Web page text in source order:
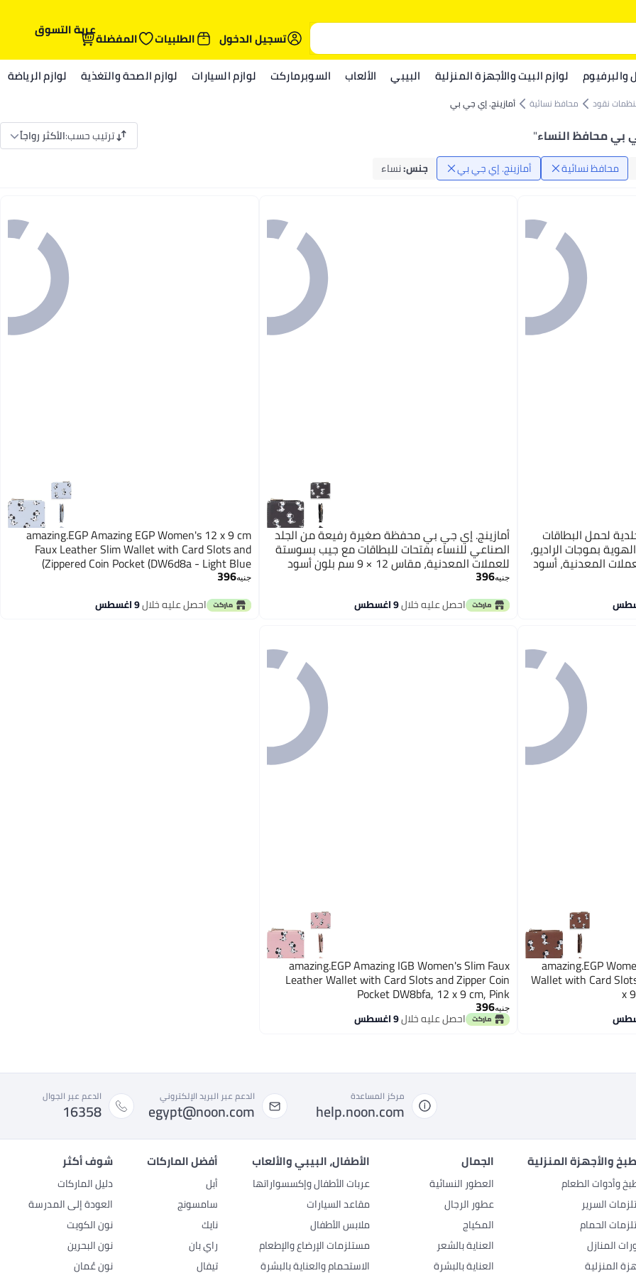
تسجيل الدخول
الطلبيات المفضلةعربة التسوق
والبرفيوم لوازم البيت والأجهزة المنزلية البيبي الألعاب السوبرماركت لوازم السيارات لوازم الصحة والتغذية لوازم الرياضة
نقود محافظ نسائية أمازينج. إي جي بي
بي محافظ النساء" ترتيب حسب:الأكثر رواجاً
محافظ نسائية أمازينج. إي جي بي جنس:نساء
لحمل البطاقات
بموجات الراديو،
جيب للعملات المعدنية، أسود
أمازينج. إي جي بي محفظة صغيرة رفيعة من الجلد
الصناعي للنساء بفتحات للبطاقات مع جيب بسوستة
للعملات المعدنية، مقاس 12 × 9 سم بلون أسود
موديل DW652e من امازينج اي جي بي
جنيه396
احصل عليه خلال9 اغسطس
amazing.EGP Amazing EGP Women's 12 x 9 cm
Faux Leather Slim Wallet with Card Slots and
Zippered Coin Pocket (DW6d8a - Light Blue)
جنيه396
احصل عليه خلال9 اغسطس
amazing.EGP
Wallet with Card
x
amazing.EGP Amazing IGB Women's Slim Faux
Leather Wallet with Card Slots and Zipper Coin
Pocket DW8bfa, 12 x 9 cm, Pink
جنيه396
احصل عليه خلال9 اغسطس
مركز المساعدة
help.noon.com
الدعم عبر البريد الإلكتروني
egypt@noon.com
الدعم عبر الجوال
16358
والأجهزة المنزلية
وأدوات الطعام
السرير
الحمام
المنازل
المنزلية
الجمال
العطور النسائية
عطور الرجال
المكياج
العناية بالشعر
العناية بالبشرة
الأطفال، البيبي والألعاب
عربات الأطفال وإكسسواراتها
مقاعد السيارات
ملابس الأطفال
مستلزمات الإرضاع والإطعام
الاستحمام والعناية بالبشرة
أفضل الماركات
أبل
سامسونج
نايك
راي بان
تيفال
شوف أكثر
دليل الماركات
العودة إلى المدرسة
نون الكويت
نون البحرين
نون عُمان